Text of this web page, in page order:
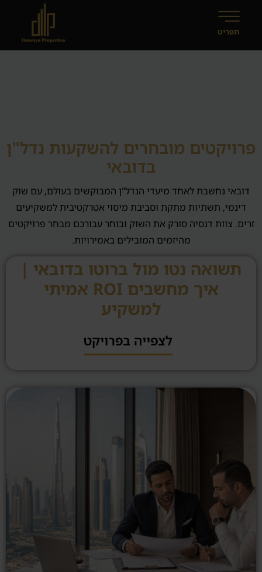
פרויקטים להשקעות נדל"ן
פרויקטים מובחרים להשקעות נדל"ן
בדובאי
דובאי נחשבת לאחד מיעדי הנדל"ן המבוקשים בעולם, עם שוק
דינמי, תשתיות מתקת וסביבת מיסוי אטרקטיבית למשקיעים
זרים. צוות דנסיה סורק את השוק ובוחר עבורכם מבחר פרויקטים
מהיזמים המובילים באמירויות.
תשואה נטו מול ברוטו בדובאי |
איך מחשבים ROI אמיתי
למשקיע
לצפייה בפרויקט